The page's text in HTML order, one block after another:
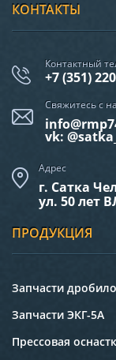
КОНТАКТЫ
Контактный
+7 (351)
Свяжитесь с
vk:
Адрес
г. Сатка
ул. 50 лет
ПРОДУКЦИЯ
Запчасти
Запчасти ЭКГ-5А
Прессовая